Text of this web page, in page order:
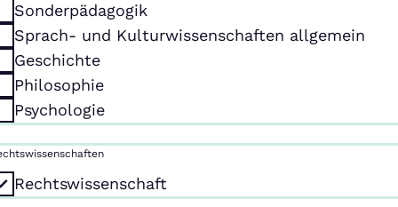
Sonderpädagogik
Sprach- und Kulturwissenschaften allgemein
Geschichte
Philosophie
Psychologie
Rechtswissenschaft